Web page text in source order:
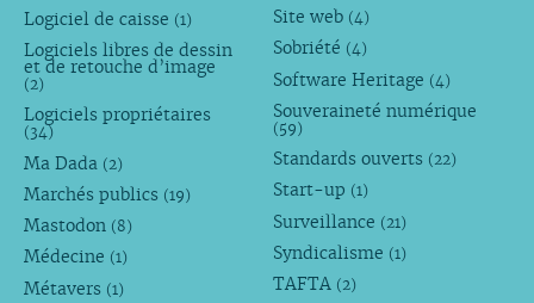
Logiciel de caisse (1)
Logiciels libres de dessin
et de retouche d’image
(2)
Logiciels propriétaires
(34)
Ma Dada (2)
Marchés publics (19)
Mastodon (8)
Médecine (1)
Métavers (1)
Site web (4)
Sobriété (4)
Software Heritage (4)
Souveraineté numérique
(59)
Standards ouverts (22)
Start-up (1)
Surveillance (21)
Syndicalisme (1)
TAFTA (2)